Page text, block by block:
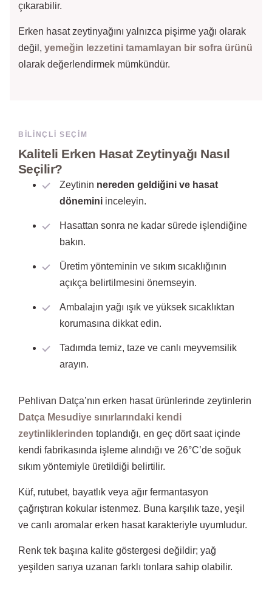
çıkarabilir.
Erken hasat zeytinyağını yalnızca pişirme yağı olarak
değil, yemeğin lezzetini tamamlayan bir sofra ürünü
olarak değerlendirmek mümkündür.
BILINÇLI SEÇIM
Kaliteli Erken Hasat Zeytinyağı Nasıl
Seçilir?
Zeytinin nereden geldiğini ve hasat
dönemini inceleyin.
Hasattan sonra ne kadar sürede işlendiğine
bakın.
Üretim yönteminin ve sıkım sıcaklığının
açıkça belirtilmesini önemseyin.
Ambalajın yağı ışık ve yüksek sıcaklıktan
korumasına dikkat edin.
Tadımda temiz, taze ve canlı meyvemsilik
arayın.
Pehlivan Datça’nın erken hasat ürünlerinde zeytinlerin
Datça Mesudiye sınırlarındaki kendi
zeytinliklerinden toplandığı, en geç dört saat içinde
kendi fabrikasında işleme alındığı ve 26°C’de soğuk
sıkım yöntemiyle üretildiği belirtilir.
Küf, rutubet, bayatlık veya ağır fermantasyon
çağrıştıran kokular istenmez. Buna karşılık taze, yeşil
ve canlı aromalar erken hasat karakteriyle uyumludur.
Renk tek başına kalite göstergesi değildir; yağ
yeşilden sarıya uzanan farklı tonlara sahip olabilir.